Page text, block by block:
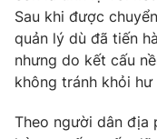
Sau khi được
quản lý dù đã tiến
nhưng do kết cấu
không tránh khỏi hư
Theo người dân địa